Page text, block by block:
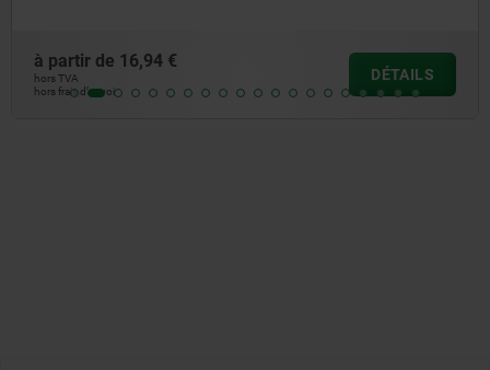
à partir de 16,94 €
hors TVA
hors frais d’envoi
DÉTAILS